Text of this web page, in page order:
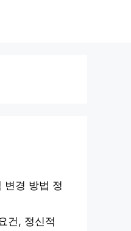
변경 방법 정
건, 정신적